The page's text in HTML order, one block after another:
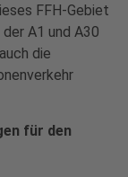
FFH-Gebiet
A1 und A30
die
für den